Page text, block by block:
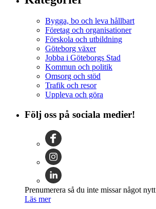
Bygga, bo och leva hållbart
Företag och organisationer
Förskola och utbildning
Göteborg växer
Jobba i Göteborgs Stad
Kommun och politik
Omsorg och stöd
Trafik och resor
Uppleva och göra
Följ oss på sociala medier!
Prenumerera så du inte missar något
Läs mer